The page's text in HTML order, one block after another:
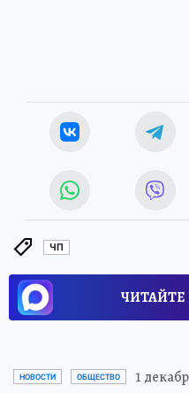
ЧП
ЧИТАЙТЕ
НОВОСТИ ОБЩЕСТВО 1